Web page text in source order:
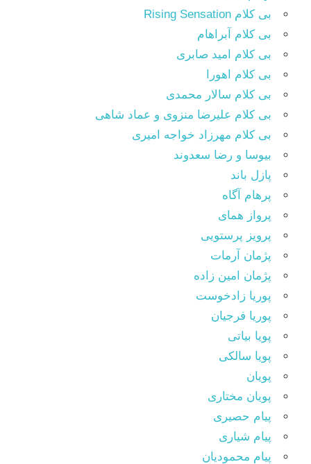
بی کلام Rising Sensation
بی کلام آبراهام
بی کلام امید صابری
بی کلام اهورا
بی کلام سالار محمدی
بی کلام علیرضا منزوی و عماد شاهی
بی کلام مهرزاد خواجه امیری
بیوسا و رضا سعدوند
پازل باند
پرهام آگاه
پرواز همای
پرویز پرستویی
پژمان آرمات
پژمان امین زاده
پوریا زادخوست
پوریا فرجیان
پویا بیاتی
پویا سالکی
پویان
پویان مختاری
پیام حصیری
پیام شیاری
پیام محمودیان